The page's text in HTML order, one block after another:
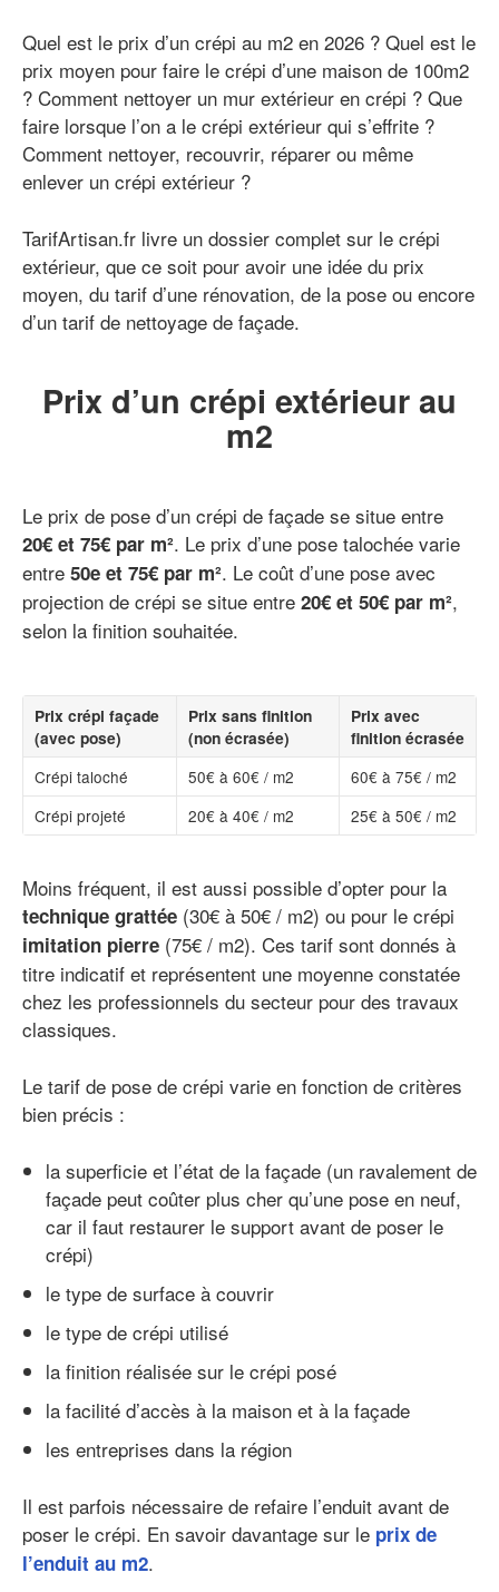
Quel est le prix d’un crépi au m2 en 2026 ? Quel est le
prix moyen pour faire le crépi d’une maison de 100m2
? Comment nettoyer un mur extérieur en crépi ? Que
faire lorsque l’on a le crépi extérieur qui s’effrite ?
Comment nettoyer, recouvrir, réparer ou même
enlever un crépi extérieur ?
TarifArtisan.fr livre un dossier complet sur le crépi
extérieur, que ce soit pour avoir une idée du prix
moyen, du tarif d’une rénovation, de la pose ou encore
d’un tarif de nettoyage de façade.
Prix d’un crépi extérieur au
m2
Le prix de pose d’un crépi de façade se situe entre
20€ et 75€ par m². Le prix d’une pose talochée varie
entre 50e et 75€ par m². Le coût d’une pose avec
projection de crépi se situe entre 20€ et 50€ par m²,
selon la finition souhaitée.
Prix crépi façade
(avec pose)
Prix sans finition
(non écrasée)
Prix avec
finition écrasée
Crépi taloché
50€ à 60€ / m2
60€ à 75€ / m2
Crépi projeté
20€ à 40€ / m2 25€ à 50€ / m2
Moins fréquent, il est aussi possible d’opter pour la
technique grattée (30€ à 50€ / m2) ou pour le crépi
imitation pierre (75€ / m2). Ces tarif sont donnés à
titre indicatif et représentent une moyenne constatée
chez les professionnels du secteur pour des travaux
classiques.
Le tarif de pose de crépi varie en fonction de critères
bien précis :
la superficie et l’état de la façade (un ravalement de
façade peut coûter plus cher qu’une pose en neuf,
car il faut restaurer le support avant de poser le
crépi)
le type de surface à couvrir
le type de crépi utilisé
la finition réalisée sur le crépi posé
la facilité d’accès à la maison et à la façade
les entreprises dans la région
Il est parfois nécessaire de refaire l’enduit avant de
poser le crépi. En savoir davantage sur le prix de
l’enduit au m2.